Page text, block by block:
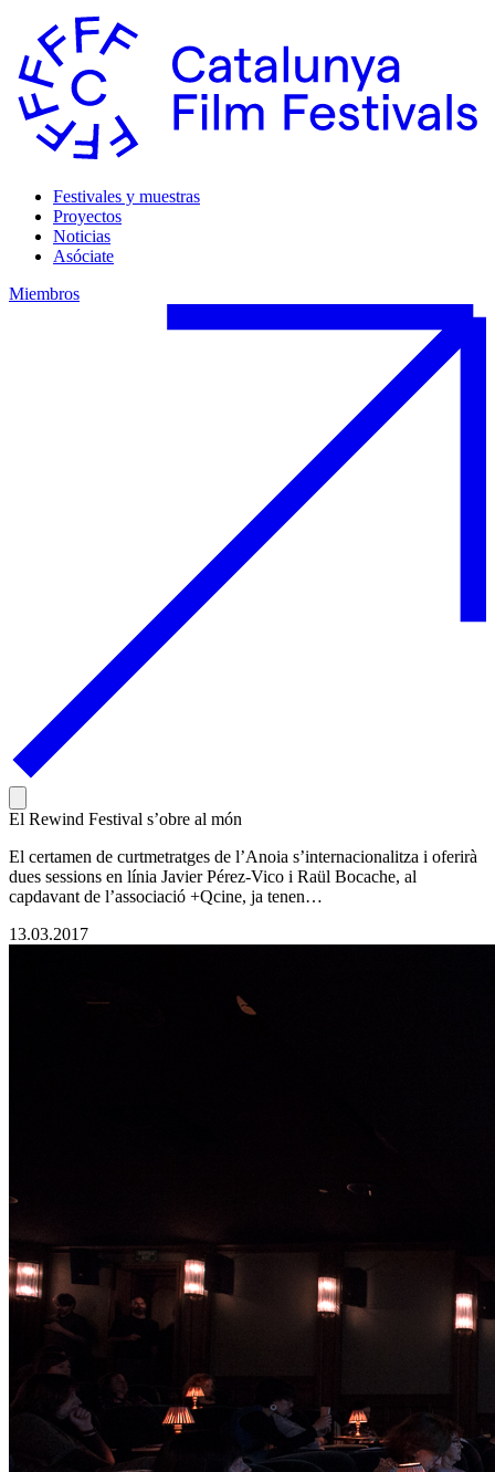
Festivales y muestras
Proyectos
Noticias
Asóciate
Miembros
El Rewind Festival s’obre al món
El certamen de curtmetratges de l’Anoia s’internacionalitza i oferirà
dues sessions en línia Javier Pérez-Vico i Raül Bocache, al
capdavant de l’associació +Qcine, ja tenen…
13.03.2017